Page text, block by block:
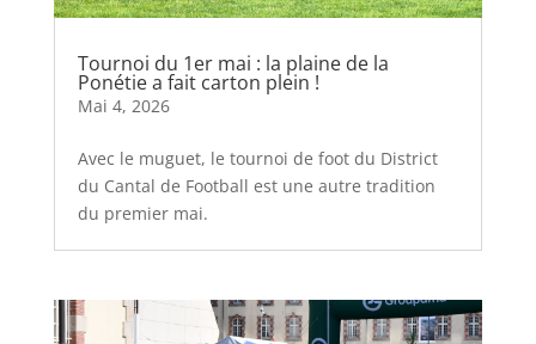
Tournoi du 1er mai : la plaine de la
Ponétie a fait carton plein !
Mai 4, 2026
Avec le muguet, le tournoi de foot du District
du Cantal de Football est une autre tradition
du premier mai.